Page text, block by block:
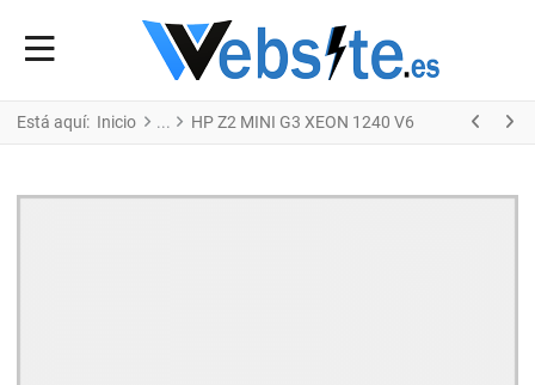
Está aquí: Inicio HP Z2 MINI G3 XEON 1240 V6